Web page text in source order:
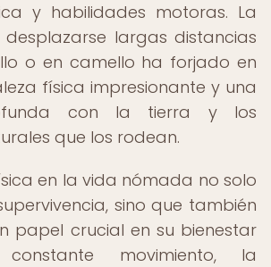
y habilidades motoras. La
largas distancias
o en camello ha forjado en
física impresionante y una
con la tierra y los
que los rodean.
en la vida nómada no solo
sino que también
papel crucial en su bienestar
movimiento, la